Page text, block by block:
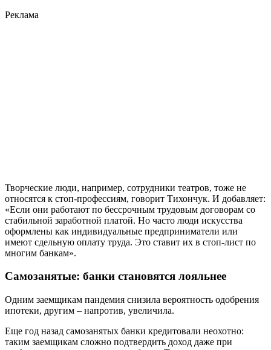
Реклама
Творческие люди, например, сотрудники театров, тоже не
относятся к стоп-профессиям, говорит Тихончук. И добавляет:
«Если они работают по бессрочным трудовым договорам со
стабильной заработной платой. Но часто люди искусства
оформлены как индивидуальные предприниматели или
имеют сдельную оплату труда. Это ставит их в стоп-лист по
многим банкам».
Самозанятые: банки становятся лояльнее
Одним заемщикам пандемия снизила вероятность одобрения
ипотеки, другим – напротив, увеличила.
Еще год назад самозанятых банки кредитовали неохотно:
таким заемщикам сложно подтвердить доход даже при